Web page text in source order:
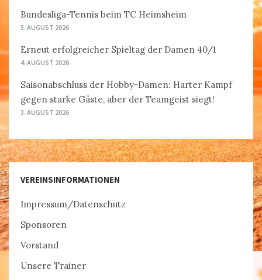
Bundesliga-Tennis beim TC Heimsheim
5. AUGUST 2026
Erneut erfolgreicher Spieltag der Damen 40/1
4. AUGUST 2026
Saisonabschluss der Hobby-Damen: Harter Kampf
gegen starke Gäste, aber der Teamgeist siegt!
3. AUGUST 2026
VEREINSINFORMATIONEN
Impressum/Datenschutz
Sponsoren
Vorstand
Unsere Trainer